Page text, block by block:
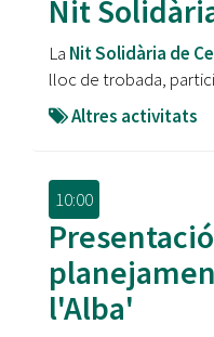
Nit
La Nit Solidària de
lloc de trobada,
Altres activitats
10:00
l'Alba'